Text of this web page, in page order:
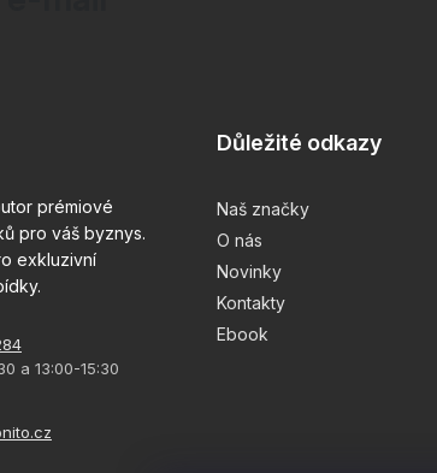
i
u
prémiové
pro váš byznys.
exkluzivní
a 13:00-15:30
Důležité odkazy
Naš značky
O nás
Novinky
Kontakty
Ebook